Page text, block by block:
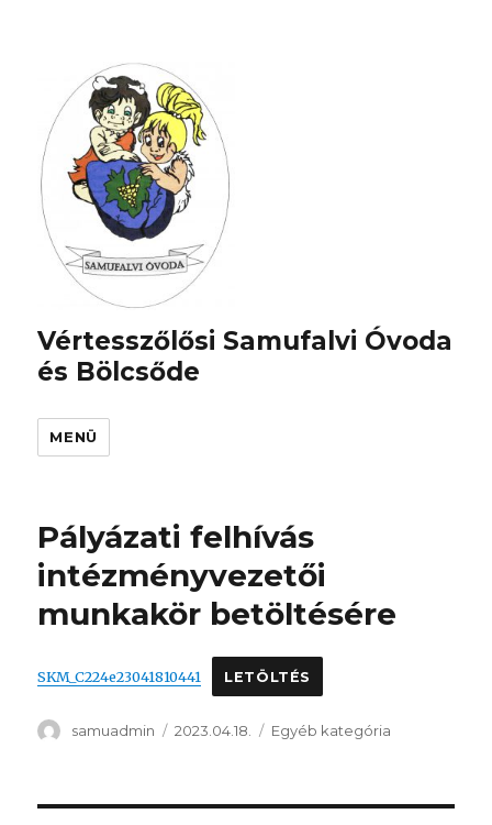
Vértesszőlősi Samufalvi Óvoda
és Bölcsőde
MENÜ
Pályázati felhívás
intézményvezetői
munkakör betöltésére
SKM_C224e23041810441 LETÖLTÉS
Szerző
samuadmin Közzétéve
2023.04.18. Kategória
Egyéb kategória